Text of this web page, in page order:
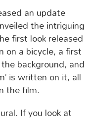
an update
the intriguing
first look released
on a bicycle, a first
background, and
is written on it, all
the film.
If you look at